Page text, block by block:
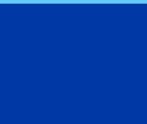
информацию о поездках в
осталось лишних вопросов.
— ДНР можно по телефону
и минимальными
сделать каждую поездку
и безопасной. Как
удобно и просто
заполнить форму
готовиться к поездке.
цель.